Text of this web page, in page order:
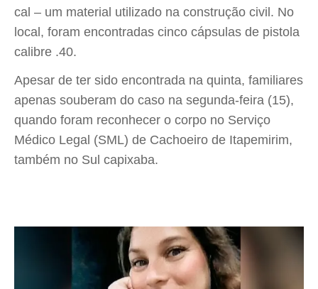
cal – um material utilizado na construção civil. No
local, foram encontradas cinco cápsulas de pistola
calibre .40.
Apesar de ter sido encontrada na quinta, familiares
apenas souberam do caso na segunda-feira (15),
quando foram reconhecer o corpo no Serviço
Médico Legal (SML) de Cachoeiro de Itapemirim,
também no Sul capixaba.